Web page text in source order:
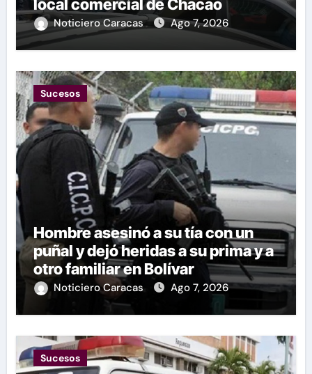
local comercial de Chacao
Noticiero Caracas Ago 7, 2026
Sucesos
Hombre asesinó a su tía con un
puñal y dejó heridas a su prima y a
otro familiar en Bolívar
Noticiero Caracas Ago 7, 2026
Sucesos